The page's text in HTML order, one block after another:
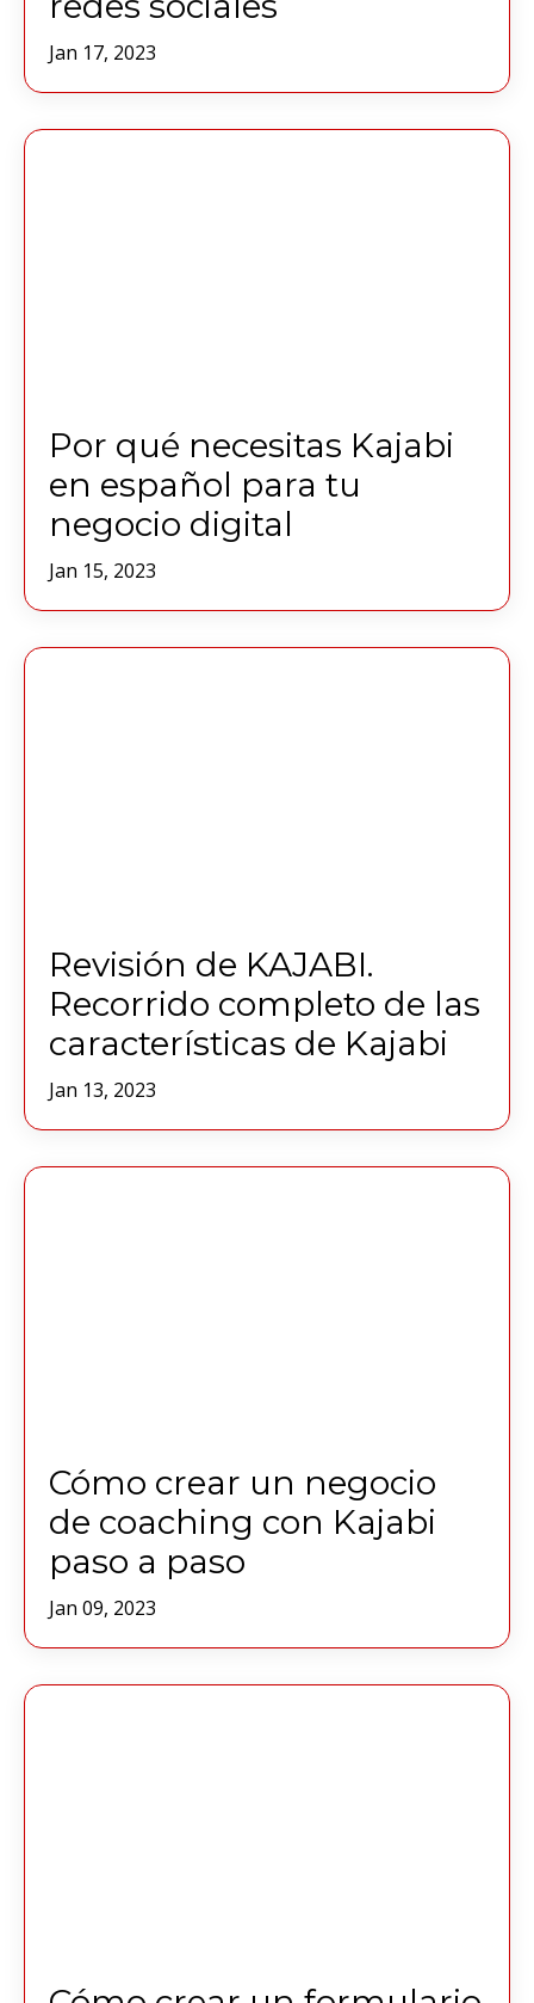
Jan 17, 2023
Por qué necesitas Kajabi
en español para tu
negocio digital
Jan 15, 2023
Revisión de KAJABI.
Recorrido completo de las
características de Kajabi
Jan 13, 2023
Cómo crear un negocio
de coaching con Kajabi
paso a paso
Jan 09, 2023